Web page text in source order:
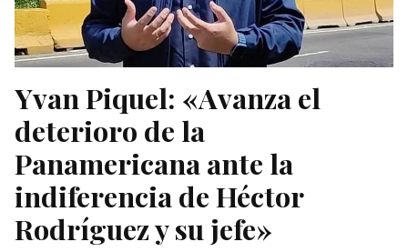
Yvan Piquel: «Avanza el
deterioro de la
Panamericana ante la
indiferencia de Héctor
Rodríguez y su jefe»